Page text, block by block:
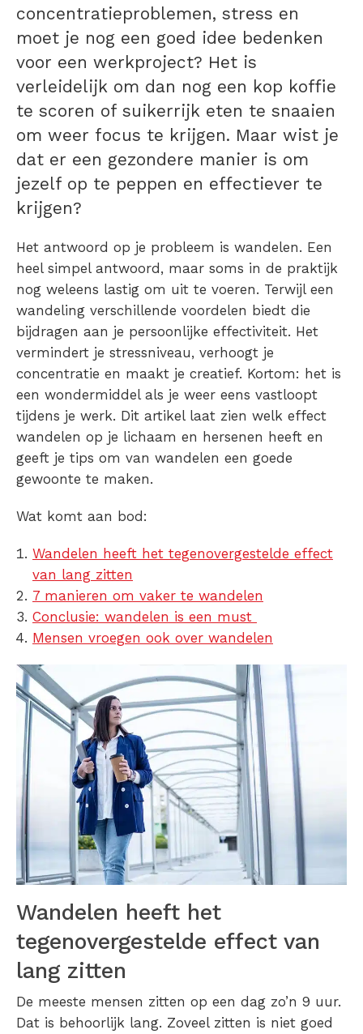
concentratieproblemen, stress en
moet je nog een goed idee bedenken
voor een werkproject? Het is
verleidelijk om dan nog een kop koffie
te scoren of suikerrijk eten te snaaien
om weer focus te krijgen. Maar wist je
dat er een gezondere manier is om
jezelf op te peppen en effectiever te
krijgen?
Het antwoord op je probleem is wandelen. Een
heel simpel antwoord, maar soms in de praktijk
nog weleens lastig om uit te voeren. Terwijl een
wandeling verschillende voordelen biedt die
bijdragen aan je persoonlijke effectiviteit. Het
vermindert je stressniveau, verhoogt je
concentratie en maakt je creatief. Kortom: het is
een wondermiddel als je weer eens vastloopt
tijdens je werk. Dit artikel laat zien welk effect
wandelen op je lichaam en hersenen heeft en
geeft je tips om van wandelen een goede
gewoonte te maken.
Wat komt aan bod:
Wandelen heeft het tegenovergestelde effect
van lang zitten
7 manieren om vaker te wandelen
Conclusie: wandelen is een must
Mensen vroegen ook over wandelen
Wandelen heeft het
tegenovergestelde effect van
lang zitten
De meeste mensen zitten op een dag zo’n 9 uur.
Dat is behoorlijk lang. Zoveel zitten is niet goed